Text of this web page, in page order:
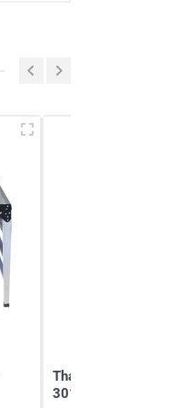
Thang nhôm bàn
301515